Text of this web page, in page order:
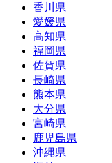
香川県
愛媛県
高知県
福岡県
佐賀県
長崎県
熊本県
大分県
宮崎県
鹿児島県
沖縄県